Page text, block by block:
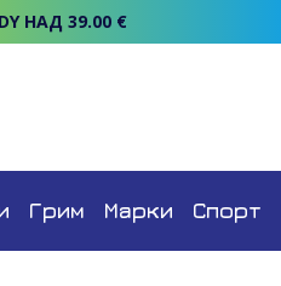
НАД 39.00 €
Грим Марки Спорт